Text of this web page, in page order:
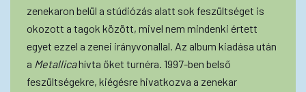
zenekaron belül a stúdiózás alatt sok feszültséget is
okozott a tagok között, mivel nem mindenki értett
egyet ezzel a zenei irányvonallal. Az album kiadása után
a Metallicahívta őket turnéra. 1997-ben belső
feszültségekre, kiégésre hivatkozva a zenekar